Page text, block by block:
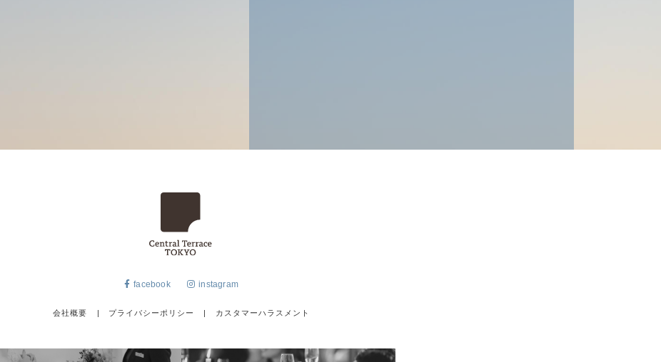
facebook instagram
会社概要 | プライバシーポリシー | カスタマーハラスメント